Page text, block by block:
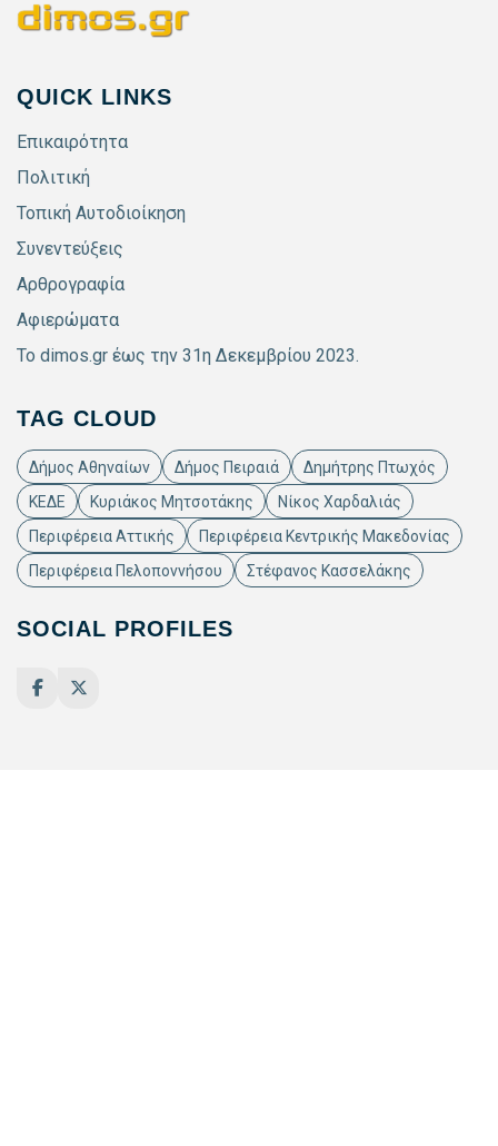
QUICK LINKS
Επικαιρότητα
Πολιτική
Τοπική Αυτοδιοίκηση
Συνεντεύξεις
Αρθρογραφία
Αφιερώματα
Το dimos.gr έως την 31η Δεκεμβρίου 2023.
TAG CLOUD
Δήμος Αθηναίων Δήμος Πειραιά
Δημήτρης Πτωχός
ΚΕΔΕ
Κυριάκος Μητσοτάκης
Νίκος Χαρδαλιάς
Περιφέρεια Αττικής
Περιφέρεια Κεντρικής Μακεδονίας
Περιφέρεια Πελοποννήσου
Στέφανος Κασσελάκης
SOCIAL PROFILES